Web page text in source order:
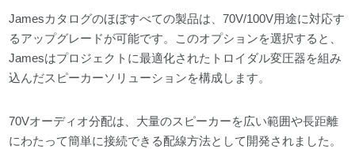
Jamesカタログのほぼすべての製品は、70V/100V用途に対応す
るアップグレードが可能です。このオプションを選択すると、
Jamesはプロジェクトに最適化されたトロイダル変圧器を組み
込んだスピーカーソリューションを構成します。
70Vオーディオ分配は、大量のスピーカーを広い範囲や長距離
にわたって簡単に接続できる配線方法として開発されました。